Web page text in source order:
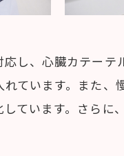
し、心臓カテーテ
ています。また、
ています。さらに